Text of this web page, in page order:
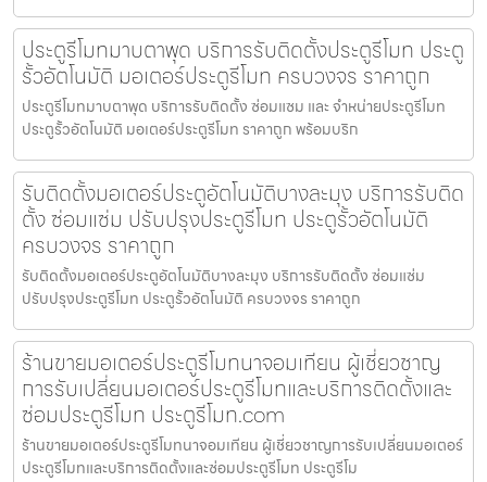
ประตูรีโมทมาบตาพุด บริการรับติดตั้งประตูรีโมท ประตู
รั้วอัตโนมัติ มอเตอร์ประตูรีโมท ครบวงจร ราคาถูก
ประตูรีโมทมาบตาพุด บริการรับติดตั้ง ซ่อมแซม และ จำหน่ายประตูรีโมท
ประตูรั้วอัตโนมัติ มอเตอร์ประตูรีโมท ราคาถูก พร้อมบริก
รับติดตั้งมอเตอร์ประตูอัตโนมัติบางละมุง บริการรับติด
ตั้ง ซ่อมแซ่ม ปรับปรุงประตูรีโมท ประตูรั้วอัตโนมัติ
ครบวงจร ราคาถูก
รับติดตั้งมอเตอร์ประตูอัตโนมัติบางละมุง บริการรับติดตั้ง ซ่อมแซ่ม
ปรับปรุงประตูรีโมท ประตูรั้วอัตโนมัติ ครบวงจร ราคาถูก
ร้านขายมอเตอร์ประตูรีโมทนาจอมเทียน ผู้เชี่ยวชาญ
การรับเปลี่ยนมอเตอร์ประตูรีโมทและบริการติดตั้งและ
ซ่อมประตูรีโมท ประตูรีโมท.com
ร้านขายมอเตอร์ประตูรีโมทนาจอมเทียน ผู้เชี่ยวชาญการรับเปลี่ยนมอเตอร์
ประตูรีโมทและบริการติดตั้งและซ่อมประตูรีโมท ประตูรีโม